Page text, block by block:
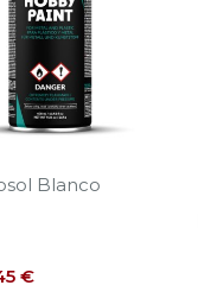
Blanco
€